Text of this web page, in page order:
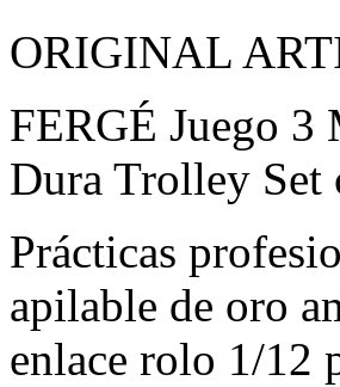
ORIGINAL
FERGÉ Juego 3
Dura Trolley Set
Prácticas
apilable de oro
enlace rolo 1/12